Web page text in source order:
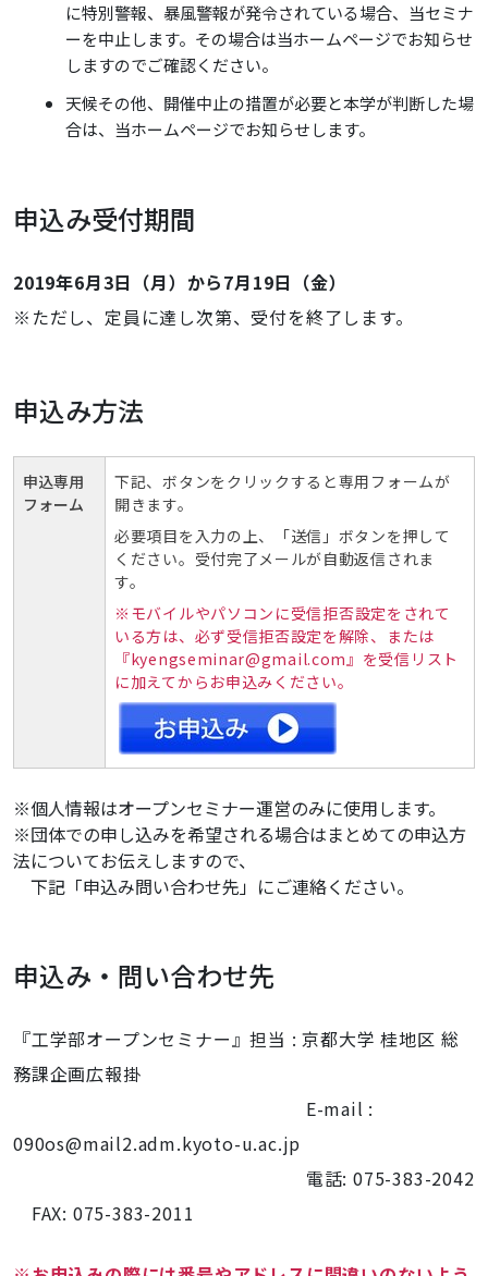
に特別警報、暴風警報が発令されている場合、当セミナ
ーを中止します。その場合は当ホームページでお知らせ
しますのでご確認ください。
天候その他、開催中止の措置が必要と本学が判断した場
合は、当ホームページでお知らせします。
申込み受付期間
2019年6月3日（月）から7月19日（金）
※ただし、定員に達し次第、受付を終了します。
申込み方法
申込専用
フォーム
下記、ボタンをクリックすると専用フォームが
開きます。
必要項目を入力の上、「送信」ボタンを押して
ください。受付完了メールが自動返信されま
す。
※ モバイルやパソコンに受信拒否設定をされて
いる方は、必ず受信拒否設定を解除、または
『kyengseminar@gmail.com』を受信リスト
に加えてからお申込みください。
※個人情報はオープンセミナー運営のみに使用します。
※団体での申し込みを希望される場合はまとめての申込方
法についてお伝えしますので、
下記「申込み問い合わせ先」にご連絡ください。
申込み・問い合わせ先
『工学部オープンセミナー』担当 : 京都大学 桂地区 総
務課企画広報掛
E-mail :
090os@mail2.adm.kyoto-u.ac.jp
電話: 075-383-2042
FAX: 075-383-2011